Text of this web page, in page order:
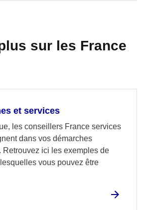
sur les France
et services
les conseillers France services
dans vos démarches
Retrouvez ici les exemples de
vous pouvez être